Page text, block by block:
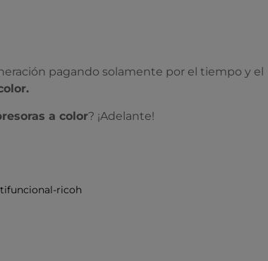
pagando solamente por el tiempo y el
a color? ¡Adelante!